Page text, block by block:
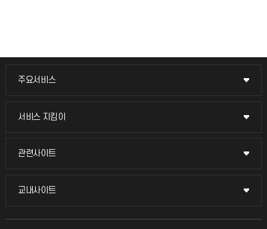
주요서비스
주요서비스
교무회의방송
서비스 지킴이
서비스 지킴이
묻고 답하기
관련사이트
관련사이트
국방헬프콜
교내사이트
교내사이트
교수회